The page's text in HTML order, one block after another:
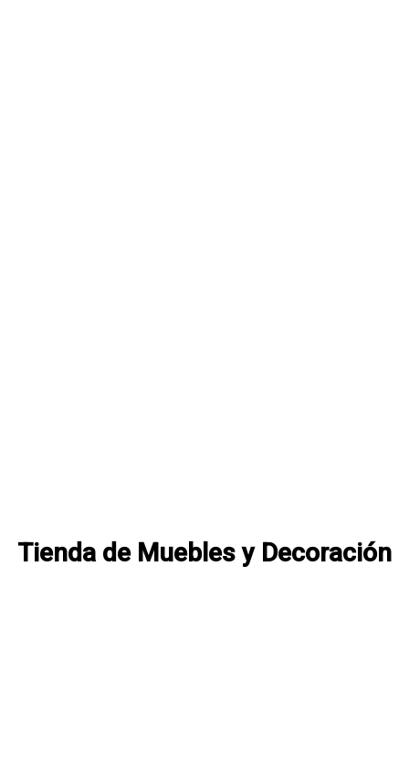
Tienda de Muebles y Decoración